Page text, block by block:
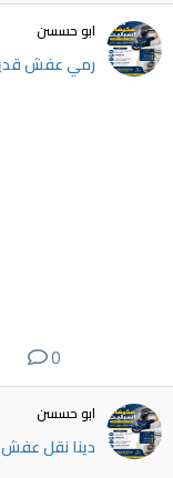
ابو حسسن
رمي عفش قديم
0
ابو حسسن
دينا نقل عفش من